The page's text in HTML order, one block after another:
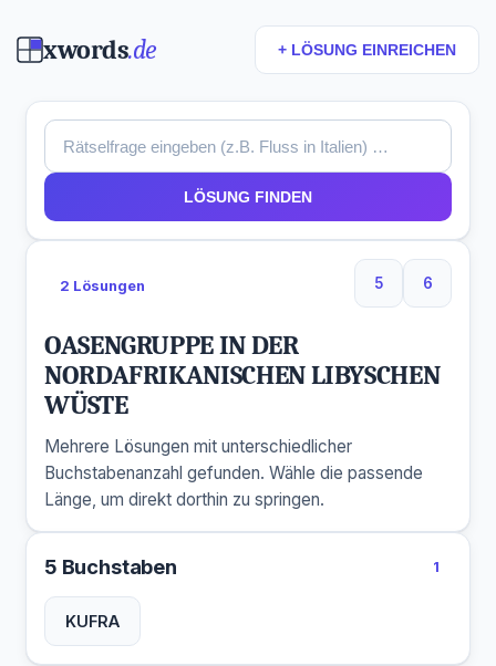
xwords.de + LÖSUNG EINREICHEN
LÖSUNG FINDEN
2 Lösungen 5
5 Buchstaben
6
6
OASENGRUPPE IN DER
NORDAFRIKANISCHEN LIBYSCHEN
WÜSTE
Mehrere Lösungen mit unterschiedlicher
Buchstabenanzahl gefunden. Wähle die passende
Länge, um direkt dorthin zu springen.
5 Buchstaben 1
KUFRA